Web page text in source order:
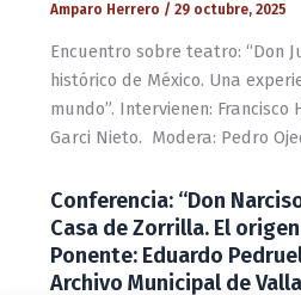
Amparo Herrero / 29 octubre, 2025
Encuentro sobre teatro: “Don
histórico de México. Una
mundo”. Intervienen:
Garci Nieto. Modera: Pedro
Conferencia: “Don
Casa de Zorrilla. El origen
Ponente: Eduardo
Archivo Municipal de